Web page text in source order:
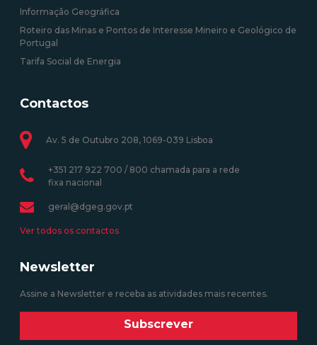
Informação Geográfica
Roteiro das Minas e Pontos de Interesse Mineiro e Geológico de
Portugal
Tarifa Social de Energia
Contactos
Av. 5 de Outubro 208, 1069-039 Lisboa
+351 217 922 700 / 800 chamada para a rede
fixa nacional
geral@dgeg.gov.pt
Ver todos os contactos
Newsletter
Assine a Newsletter e receba as atividades mais recentes.
Subscrever